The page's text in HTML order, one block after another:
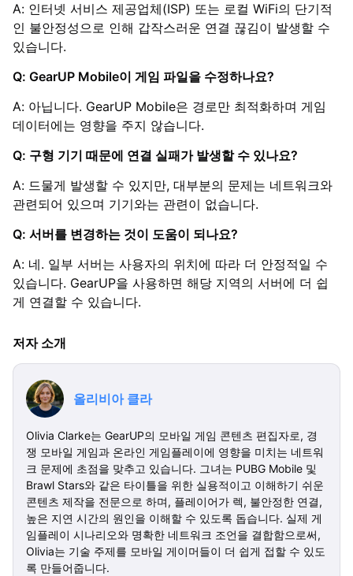
A: 인터넷 서비스 제공업체(ISP) 또는 로컬 WiFi의 단기적
인 불안정성으로 인해 갑작스러운 연결 끊김이 발생할 수
있습니다.
Q: GearUP Mobile이 게임 파일을 수정하나요?
A: 아닙니다. GearUP Mobile은 경로만 최적화하며 게임
데이터에는 영향을 주지 않습니다.
Q: 구형 기기 때문에 연결 실패가 발생할 수 있나요?
A: 드물게 발생할 수 있지만, 대부분의 문제는 네트워크와
관련되어 있으며 기기와는 관련이 없습니다.
Q: 서버를 변경하는 것이 도움이 되나요?
A: 네. 일부 서버는 사용자의 위치에 따라 더 안정적일 수
있습니다. GearUP을 사용하면 해당 지역의 서버에 더 쉽
게 연결할 수 있습니다.
저자 소개
올리비아 클라
Olivia Clarke는 GearUP의 모바일 게임 콘텐츠 편집자로, 경
쟁 모바일 게임과 온라인 게임플레이에 영향을 미치는 네트워
크 문제에 초점을 맞추고 있습니다. 그녀는 PUBG Mobile 및
Brawl Stars와 같은 타이틀을 위한 실용적이고 이해하기 쉬운
콘텐츠 제작을 전문으로 하며, 플레이어가 렉, 불안정한 연결,
높은 지연 시간의 원인을 이해할 수 있도록 돕습니다. 실제 게
임플레이 시나리오와 명확한 네트워크 조언을 결합함으로써,
Olivia는 기술 주제를 모바일 게이머들이 더 쉽게 접할 수 있도
록 만들어줍니다.